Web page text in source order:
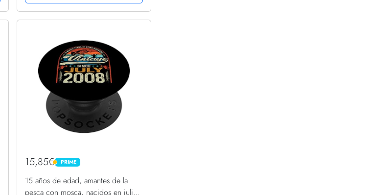
15,85€ PRIME
PRIME
15 años de edad, amantes de la
pesca con mosca, nacidos en julio